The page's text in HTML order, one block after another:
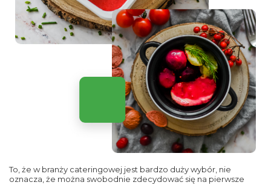
To, że w branży cateringowej jest bardzo duży wybór, nie
oznacza, że można swobodnie zdecydować się na pierwsze